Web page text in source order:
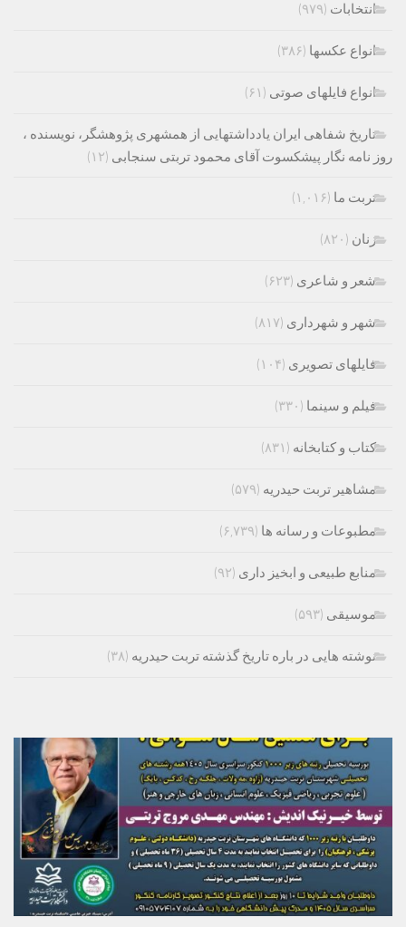
انتخابات (۹۷۹)
انواع عکسها (۳۸۶)
انواع فایلهای صوتی (۶۱)
تاریخ شفاهی ایران یادداشتهایی از همشهری پژوهشگر، نویسنده ،
روز نامه نگار پیشکسوت آقای محمود تربتی سنجابی (۱۲)
تربت ما (۱,۰۱۶)
زنان (۸۲۰)
شعر و شاعری (۶۲۳)
شهر و شهرداری (۸۱۷)
فایلهای تصویری (۱۰۴)
فیلم و سینما (۳۳۰)
کتاب و کتابخانه (۸۳۱)
مشاهیر تربت حیدریه (۵۷۹)
مطبوعات و رسانه ها (۶,۷۳۹)
منابع طبیعی و ابخیز داری (۹۲)
موسیقی (۵۹۳)
نوشته هایی در باره تاریخ گذشته تربت حیدریه (۳۸)